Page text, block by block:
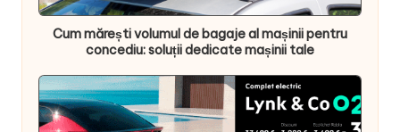
Cum mărești volumul de bagaje al mașinii pentru
concediu: soluții dedicate mașinii tale